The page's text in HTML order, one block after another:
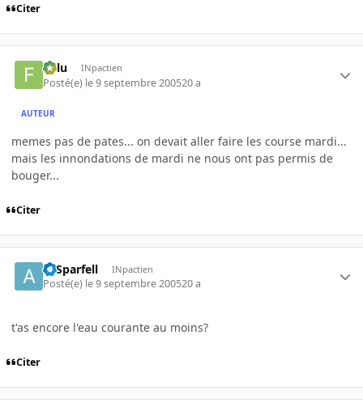
Citer
Fulu INpactien
Posté(e) le 9 septembre 200520 a
AUTEUR
memes pas de pates... on devait aller faire les course mardi...
mais les innondations de mardi ne nous ont pas permis de
bouger...
Citer
ArSparfell INpactien
Posté(e) le 9 septembre 200520 a
t'as encore l'eau courante au moins?
Citer